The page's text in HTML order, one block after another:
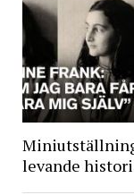
levande